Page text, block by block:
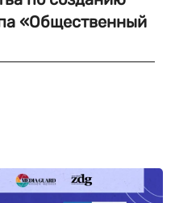
«Общественный